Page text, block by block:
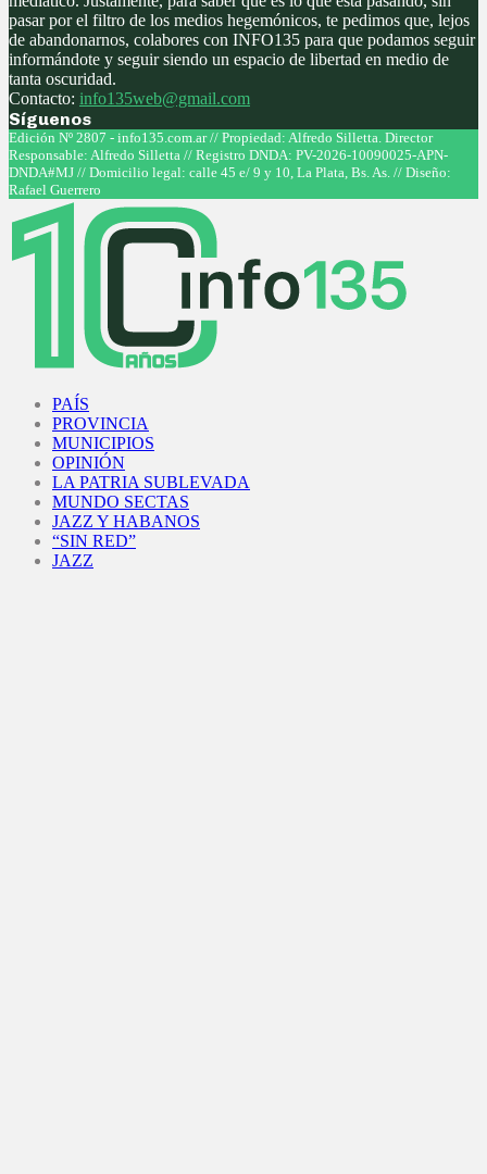
pasar por el filtro de los medios hegemónicos, te pedimos que, lejos
de abandonarnos, colabores con INFO135 para que podamos seguir
informándote y seguir siendo un espacio de libertad en medio de
tanta oscuridad.
Contacto: info135web@gmail.com
Síguenos
Facebook
Twitter
Instagram
Youtube
Edición Nº 2807 - info135.com.ar // Propiedad: Alfredo Silletta. Director
Responsable: Alfredo Silletta // Registro DNDA: PV-2026-10090025-APN-
DNDA#MJ // Domicilio legal: calle 45 e/ 9 y 10, La Plata, Bs. As. // Diseño:
Rafael Guerrero
PAÍS
PROVINCIA
MUNICIPIOS
OPINIÓN
LA PATRIA SUBLEVADA
MUNDO SECTAS
JAZZ Y HABANOS
“SIN RED”
JAZZ